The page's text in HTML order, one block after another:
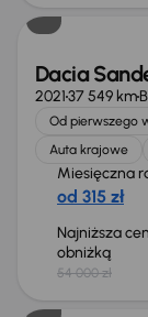
Dacia
202137 549 km
Od pierwszego
Auta krajowe
Miesięczna
od 315 zł
Najniższa
obniżką
54 000 zł
Świeżo